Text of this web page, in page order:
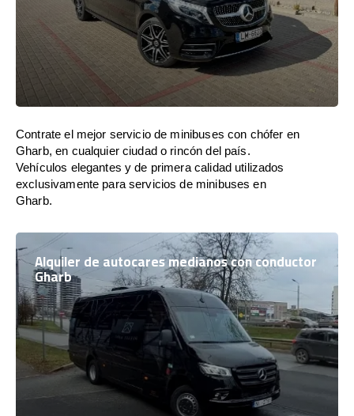
Contrate el mejor servicio de minibuses con chófer en
Gharb, en cualquier ciudad o rincón del país.
Vehículos elegantes y de primera calidad utilizados
exclusivamente para servicios de minibuses en
Gharb.
Alquiler de autocares medianos con conductor
Gharb